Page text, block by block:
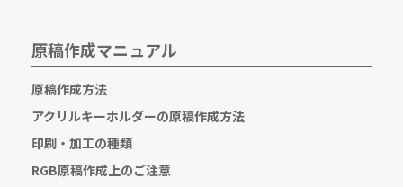
原稿作成マニュアル
原稿作成方法
アクリルキーホルダーの原稿作成方法
印刷・加工の種類
RGB原稿作成上のご注意